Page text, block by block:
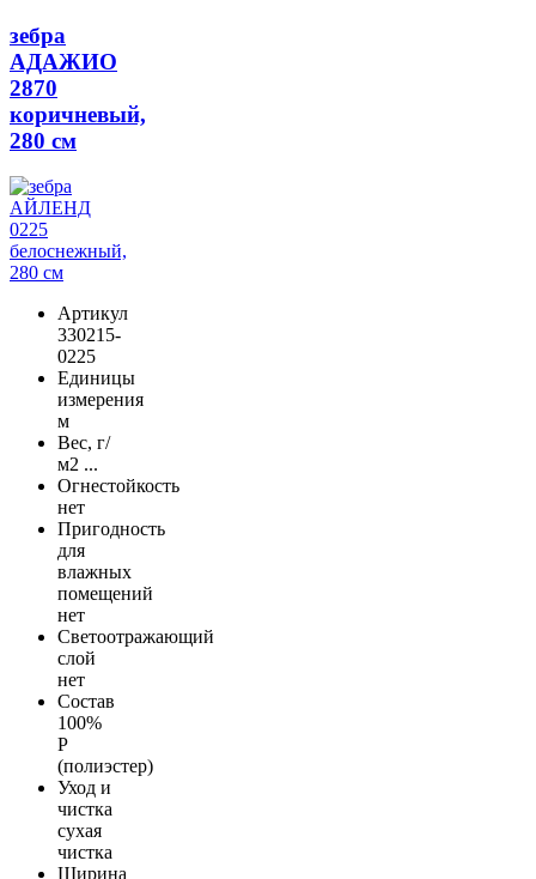
зебра
АДАЖИО
2870
коричневый,
280 см
Артикул
330215-
0225
Единицы
измерения
м
Вес, г/
м2 ...
Огнестойкость
нет
Пригодность
для
влажных
помещений
нет
Светоотражающий
слой
нет
Состав
100%
Р
(полиэстер)
Уход и
чистка
сухая
чистка
Ширина